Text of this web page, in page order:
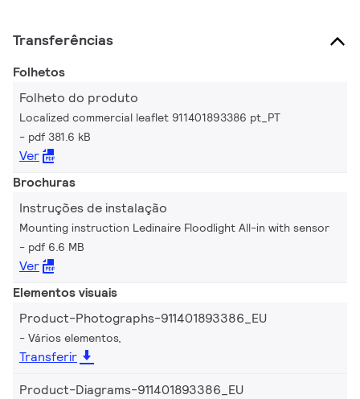
Transferências
Folhetos
Folheto do produto
Localized commercial leaflet 911401893386 pt_PT
pdf 381.6 kB
Ver
Brochuras
Instruções de instalação
Mounting instruction Ledinaire Floodlight All-in with sensor
pdf 6.6 MB
Ver
Elementos visuais
Product-Photographs-911401893386_EU
Vários elementos,
Transferir
Product-Diagrams-911401893386_EU